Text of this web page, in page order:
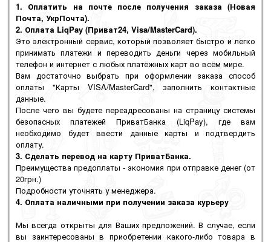
1. Оплатить на почте после получения заказа (Новая
Почта, УкрПочта).
2. Оплата LiqPay (Приват24, Visa/MasterCard).
Это электронный сервис, который позволяет быстро и легко
принимать платежи и переводить деньги через мобильный
телефон и интернет с любых платёжных карт во всём мире.
Вам достаточно выбрать при оформлении заказа способ
оплаты "Карты VISA/MasterCard", заполнить контактные
данные.
После чего вы будете переадресованы на страницу системы
безопасных платежей ПриватБанка (LiqPay), где вам
необходимо будет ввести данные карты и подтвердить
оплату.
3. Сделать перевод на карту ПриватБанка.
Преимущества предоплаты - экономия при отправке денег (от
20грн.)
Подробности уточнять у менеджера.
4. Оплата наличными при получении заказа курьеру
Мы всегда открыты для Ваших предложений. В случае, если
вы заинтересованы в приобретении какого-либо товара в